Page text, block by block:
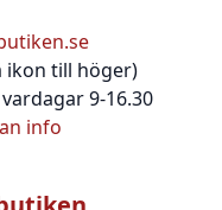
ikon till höger)
9-16.30
info